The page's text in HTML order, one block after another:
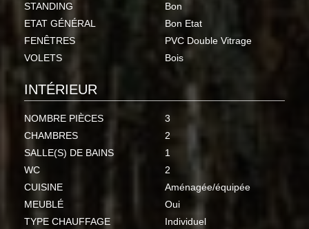
STANDING
Bon
ETAT GÉNÉRAL
Bon Etat
FENÊTRES
PVC Double Vitrage
VOLETS
Bois
INTÉRIEUR
NOMBRE PIÈCES
3
CHAMBRES
2
SALLE(S) DE BAINS
1
WC
2
CUISINE
Aménagée/équipée
MEUBLÉ
Oui
TYPE CHAUFFAGE
Individuel